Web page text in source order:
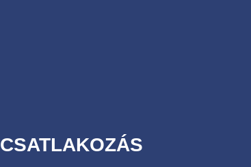
CSATLAKOZÁS